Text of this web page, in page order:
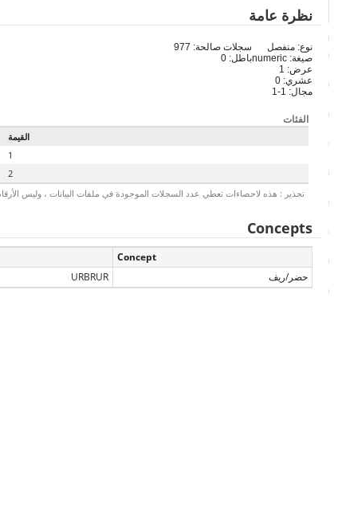
نظرة عامة
نوع: منفصل
صيغة: numeric
عرض: 1
عشري: 0
مجال: 1-1
سجلات صالحة: 977
باطل: 0
الفئات
القيمة
1
2
تحذير : هذه لاحصاءات تعطي عدد السجلات الموجودة في ملفات البيانات ، وليس الأرقام
Concepts
Concept
حضر/ريف
URBRUR